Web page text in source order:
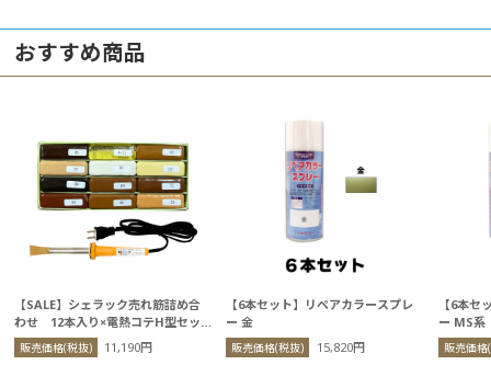
おすすめ商品
【SALE】シェラック売れ筋詰め合
わせ 12本入り×電熱コテH型セッ
ト
販売価格(税抜) 11,190円
【6本セット】リペアカラースプレ
ー 金
販売価格(税抜) 15,820円
【6本セ
ー MS系
販売価格